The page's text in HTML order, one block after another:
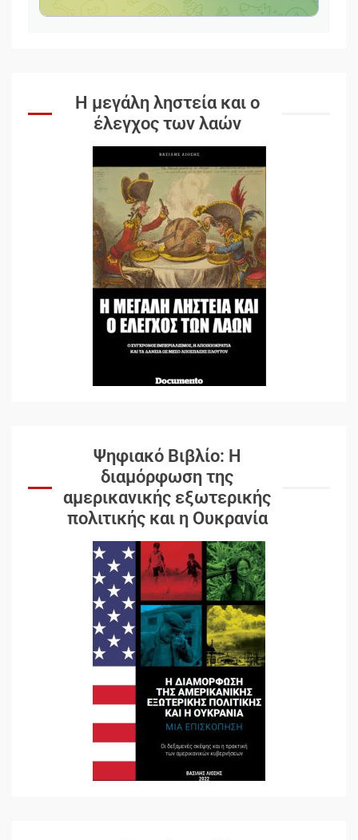
Η μεγάλη ληστεία και ο
έλεγχος των λαών
Ψηφιακό Βιβλίο: Η
διαμόρφωση της
αμερικανικής εξωτερικής
πολιτικής και η Ουκρανία